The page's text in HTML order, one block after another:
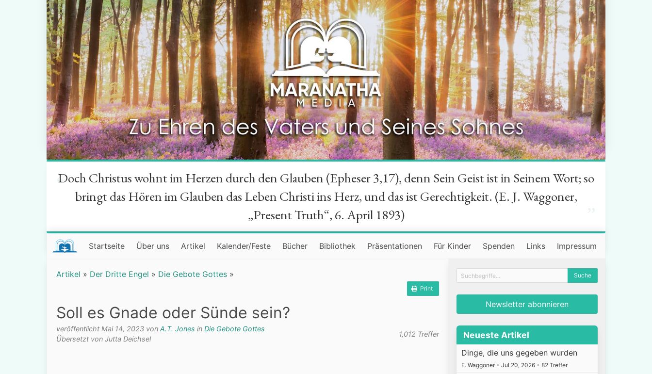
“
Doch Christus wohnt im Herzen durch den Glauben (Epheser 3,17), denn Sein Geist ist in Seinem Wort; so
bringt das Hören im Glauben das Leben Christi ins Herz, und das ist Gerechtigkeit. (E. J. Waggoner,
„Present Truth“, 6. April 1893)
Startseite Über uns Artikel Kalender/Feste Bücher Bibliothek Präsentationen Für Kinder Spenden Links Impressum
Artikel » Der Dritte Engel » Die Gebote Gottes »
Print
Soll es Gnade oder Sünde sein?
veröffentlicht Mai 14, 2023 von A.T. Jones in Die Gebote Gottes
Übersetzt von Jutta Deichsel
1,012 Treffer
Newsletter abonnieren
Neueste Artikel
Dinge, die uns gegeben wurden
E. Waggoner • Jul 20, 2026 • 82 Treffer